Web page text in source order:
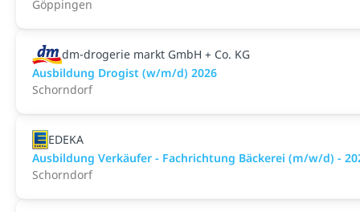
Göppingen
dm-drogerie markt GmbH + Co. KG
Ausbildung Drogist (w/m/d) 2026
Schorndorf
EDEKA
Ausbildung Verkäufer - Fachrichtung Bäckerei (m/w/d) -
Schorndorf